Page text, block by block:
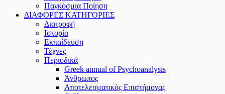
Παγκόσμια Ποίηση
ΔΙΑΦΟΡΕΣ ΚΑΤΗΓΟΡΙΕΣ
Διατροφή
Ιστορία
Εκπαίδευση
Τέχνες
Περιοδικά
Greek annual of Psychoanalysis
Άνθρωπος
Αποτελεσματικός Επιστήμονας